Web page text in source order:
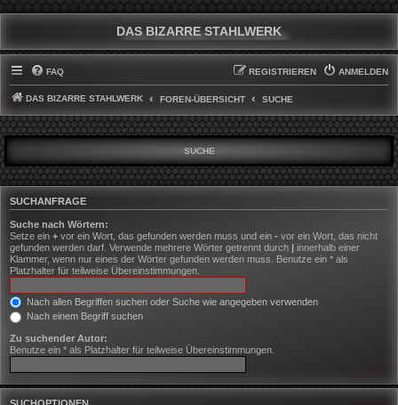
DAS BIZARRE STAHLWERK
FAQ ANMELDEN
REGISTRIEREN
DAS BIZARRE STAHLWERK FOREN-ÜBERSICHT SUCHE
SUCHE
SUCHANFRAGE
Suche nach Wörtern:
Setze ein + vor ein Wort, das gefunden werden muss und ein - vor ein Wort, das nicht
gefunden werden darf. Verwende mehrere Wörter getrennt durch | innerhalb einer
Klammer, wenn nur eines der Wörter gefunden werden muss. Benutze ein * als
Platzhalter für teilweise Übereinstimmungen.
Nach allen Begriffen suchen oder Suche wie angegeben verwenden
Nach einem Begriff suchen
Zu suchender Autor:
Benutze ein * als Platzhalter für teilweise Übereinstimmungen.